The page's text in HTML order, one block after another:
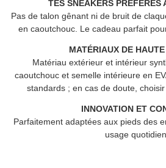
TES SNEAKERS PRÉFÉRÉS
Pas de talon gênant ni de bruit de
en caoutchouc. Le cadeau parfait
MATÉRIAUX DE
Matériau extérieur et intérieur
caoutchouc et semelle intérieure en
standards ; en cas de doute,
INNOVATION ET
Parfaitement adaptées aux pieds des
usage quotidien.